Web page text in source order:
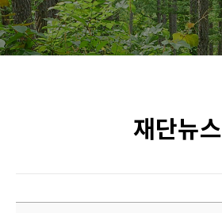
재단뉴스